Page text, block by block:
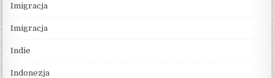
Imigracja
Imigracja
Indie
Indonezja